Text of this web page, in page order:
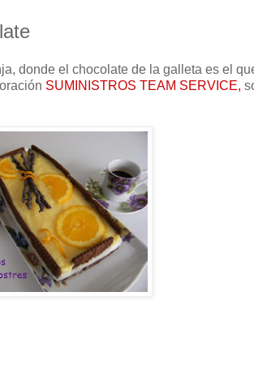
donde el chocolate de la galleta es el
SUMINISTROS TEAM SERVICE,